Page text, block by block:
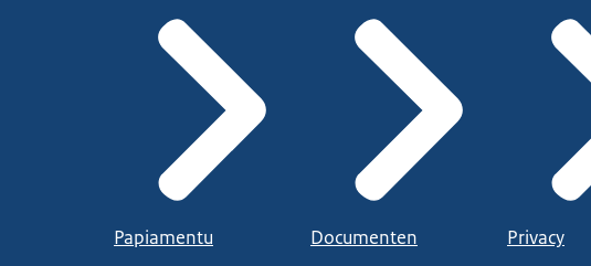
Papiamentu Documenten Privacy